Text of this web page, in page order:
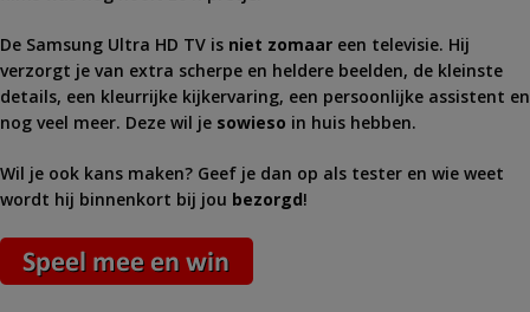
De Samsung Ultra HD TV is niet zomaar een televisie. Hij
verzorgt je van extra scherpe en heldere beelden, de kleinste
details, een kleurrijke kijkervaring, een persoonlijke assistent en
nog veel meer. Deze wil je sowieso in huis hebben.
Wil je ook kans maken? Geef je dan op als tester en wie weet
wordt hij binnenkort bij jou bezorgd!